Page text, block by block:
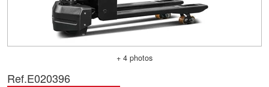
+ 4 photos
Ref.E020396